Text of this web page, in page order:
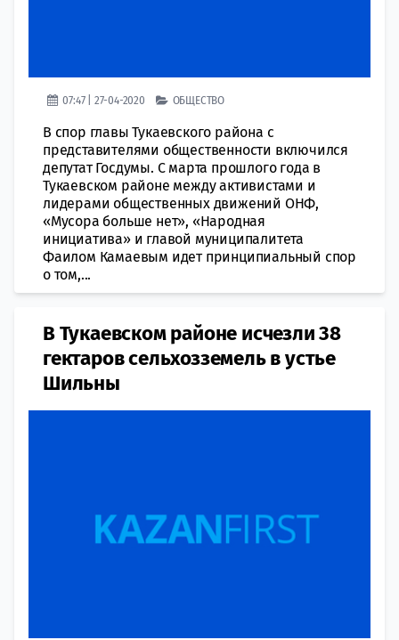
07:47 | 27-04-2020 ОБЩЕСТВО
В спор главы Тукаевского района с
представителями общественности включился
депутат Госдумы. С марта прошлого года в
Тукаевском районе между активистами и
лидерами общественных движений ОНФ,
«Мусора больше нет», «Народная
инициатива» и главой муниципалитета
Фаилом Камаевым идет принципиальный спор
о том,...
В Тукаевском районе исчезли 38
гектаров сельхозземель в устье
Шильны